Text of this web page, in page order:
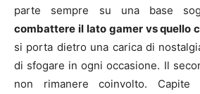
parte sempre su una base
combattere il lato gamer vs quello
si porta dietro una carica di
di sfogare in ogni occasione. Il
non rimanere coinvolto.